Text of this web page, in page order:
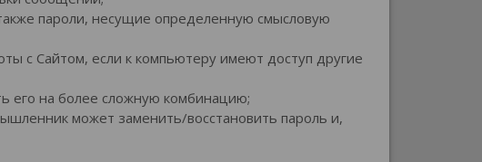
пароли, несущие определенную смысловую
с Сайтом, если к компьютеру имеют доступ другие
его на более сложную комбинацию;
может заменить/восстановить пароль и,